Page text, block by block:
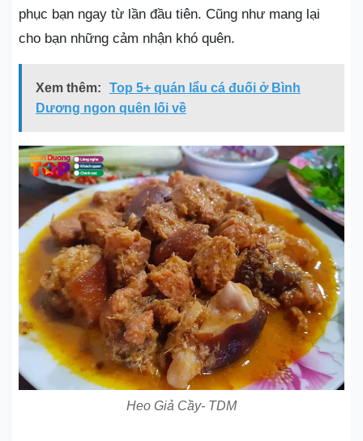
phục bạn ngay từ lần đầu tiên. Cũng như mang lại
cho bạn những cảm nhận khó quên.
Xem thêm:
Top 5+ quán lẩu cá đuối ở Bình
Dương ngon quên lối về
Heo Giả Cầy- TDM